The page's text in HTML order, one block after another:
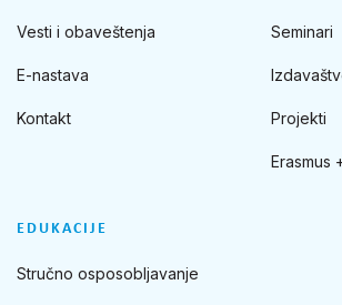
Vesti i obaveštenja
E-nastava
Kontakt
Seminari
Projekti
Erasmus
EDUKACIJE
Stručno osposobljavanje